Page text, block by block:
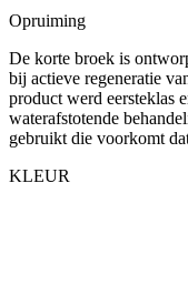
waterafstotende
KLEUR